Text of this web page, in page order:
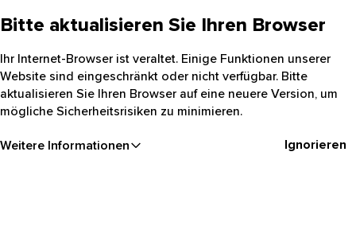
Bitte aktualisieren Sie Ihren Browser
Ihr Internet-Browser ist veraltet. Einige Funktionen unserer
Website sind eingeschränkt oder nicht verfügbar. Bitte
aktualisieren Sie Ihren Browser auf eine neuere Version, um
mögliche Sicherheitsrisiken zu minimieren.
Weitere Informationen Ignorieren